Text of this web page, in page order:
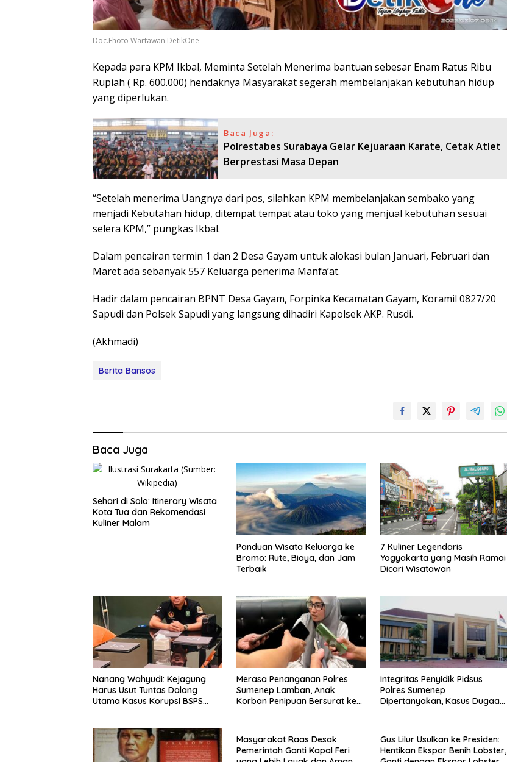
Doc.Fhoto Wartawan DetikOne
Kepada para KPM Ikbal, Meminta Setelah Menerima bantuan sebesar Enam Ratus Ribu
Rupiah ( Rp. 600.000) hendaknya Masyarakat segerah membelanjakan kebutuhan hidup
yang diperlukan.
Baca Juga:
Polrestabes Surabaya Gelar Kejuaraan Karate, Cetak Atlet
Berprestasi Masa Depan
“Setelah menerima Uangnya dari pos, silahkan KPM membelanjakan sembako yang
menjadi Kebutahan hidup, ditempat tempat atau toko yang menjual kebutuhan sesuai
selera KPM,” pungkas Ikbal.
Dalam pencairan termin 1 dan 2 Desa Gayam untuk alokasi bulan Januari, Februari dan
Maret ada sebanyak 557 Keluarga penerima Manfa’at.
Hadir dalam pencairan BPNT Desa Gayam, Forpinka Kecamatan Gayam, Koramil 0827/20
Sapudi dan Polsek Sapudi yang langsung dihadiri Kapolsek AKP. Rusdi.
(Akhmadi)
Berita Bansos
Baca Juga
Sehari di Solo: Itinerary Wisata
Kota Tua dan Rekomendasi
Kuliner Malam
Panduan Wisata Keluarga ke
Bromo: Rute, Biaya, dan Jam
Terbaik
7 Kuliner Legendaris
Yogyakarta yang Masih Ramai
Dicari Wisatawan
Nanang Wahyudi: Kejagung
Harus Usut Tuntas Dalang
Utama Kasus Korupsi BSPS
Merasa Penanganan Polres
Sumenep Lamban, Anak
Korban Penipuan Bersurat ke
Integritas Penyidik Pidsus
Polres Sumenep
Dipertanyakan, Kasus Dugaan
Masyarakat Raas Desak
Pemerintah Ganti Kapal Feri
Gus Lilur Usulkan ke Presiden:
Hentikan Ekspor Benih Lobster,